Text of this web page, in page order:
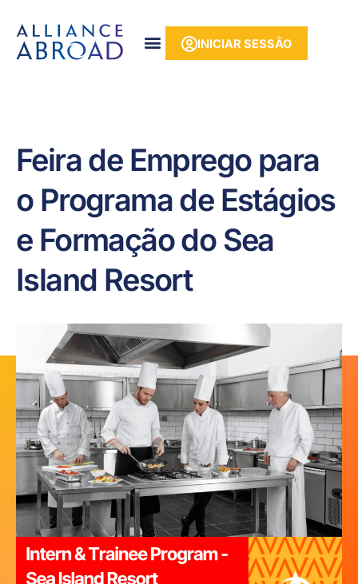
conteúdo
para
INICIAR SESSÃO
Feira de Emprego para
o Programa de Estágios
e Formação do Sea
Island Resort